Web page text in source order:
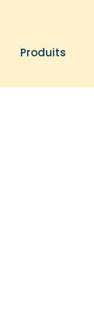
Produits